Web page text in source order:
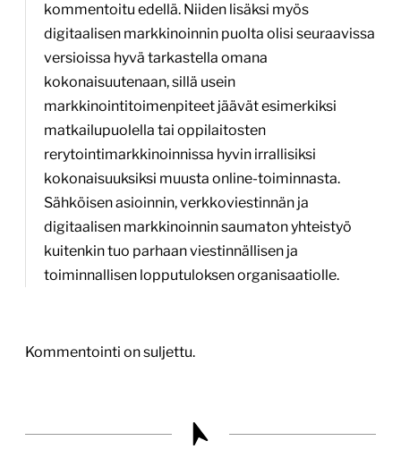
kommentoitu edellä. Niiden lisäksi myös
digitaalisen markkinoinnin puolta olisi seuraavissa
versioissa hyvä tarkastella omana
kokonaisuutenaan, sillä usein
markkinointitoimenpiteet jäävät esimerkiksi
matkailupuolella tai oppilaitosten
rerytointimarkkinoinnissa hyvin irrallisiksi
kokonaisuuksiksi muusta online-toiminnasta.
Sähköisen asioinnin, verkkoviestinnän ja
digitaalisen markkinoinnin saumaton yhteistyö
kuitenkin tuo parhaan viestinnällisen ja
toiminnallisen lopputuloksen organisaatiolle.
Kommentointi on suljettu.